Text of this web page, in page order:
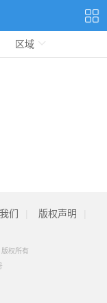
区域
们 版权声明
权所有